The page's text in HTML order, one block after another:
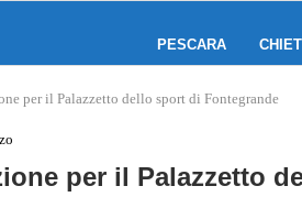
PESCARA CHIETI
per il Palazzetto dello sport di Fontegrande
per il Palazzetto